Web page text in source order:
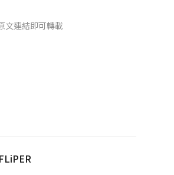
文連結即可轉載
FLiPER